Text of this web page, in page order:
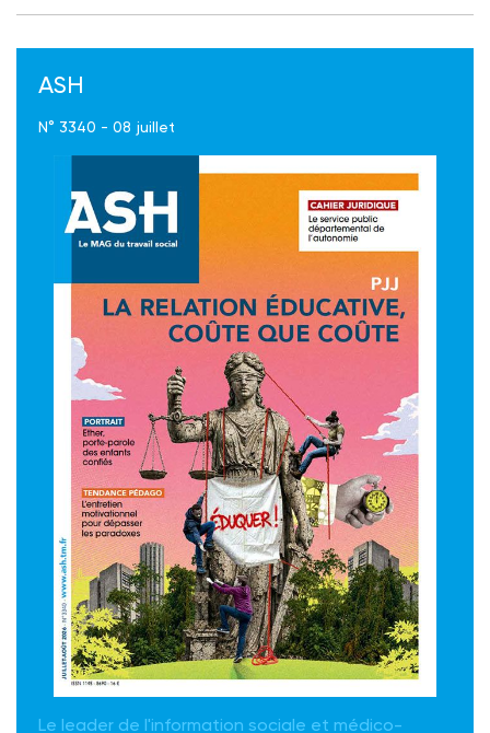
ASH
N° 3340 - 08 juillet
Le leader de l'information sociale et médico-